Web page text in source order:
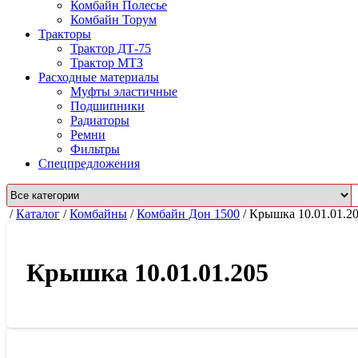
Комбайн Полесье
Комбайн Торум
Тракторы
Трактор ДТ-75
Трактор МТЗ
Расходные материалы
Муфты эластичные
Подшипники
Радиаторы
Ремни
Фильтры
Спецпредложения
/Каталог /Комбайны /Комбайн Дон 1500 /Крышка
Крышка 10.01.01.205